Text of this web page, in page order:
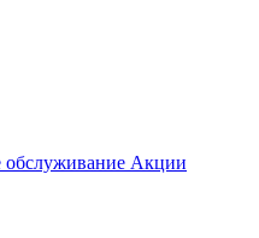
обслуживание Акции